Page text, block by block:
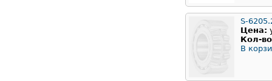
S-
Цена:
Кол-
В